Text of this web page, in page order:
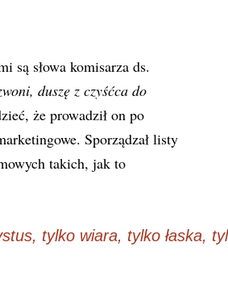
są słowa komisarza ds.
duszę z czyśćca do
że prowadził on po
Sporządzał listy
takich, jak to
tylko wiara, tylko łaska,